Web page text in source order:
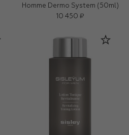
Homme Dermo System (50ml)
10 450 ₽